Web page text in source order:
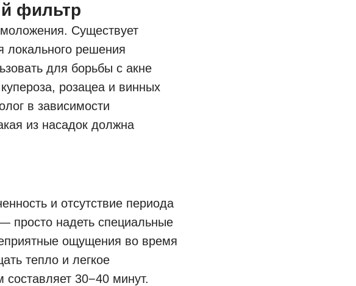
фильтр
Существует
локального решения
для борьбы с акне
розацеа и винных
в зависимости
из насадок должна
и отсутствие периода
просто надеть специальные
ощущения во время
тепло и легкое
30−40 минут.